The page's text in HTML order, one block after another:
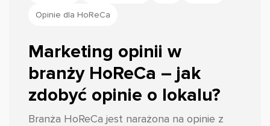
Opinie dla HoReCa
Marketing opinii w
branży HoReCa – jak
zdobyć opinie o lokalu?
Branża HoReCa jest narażona na opinie z